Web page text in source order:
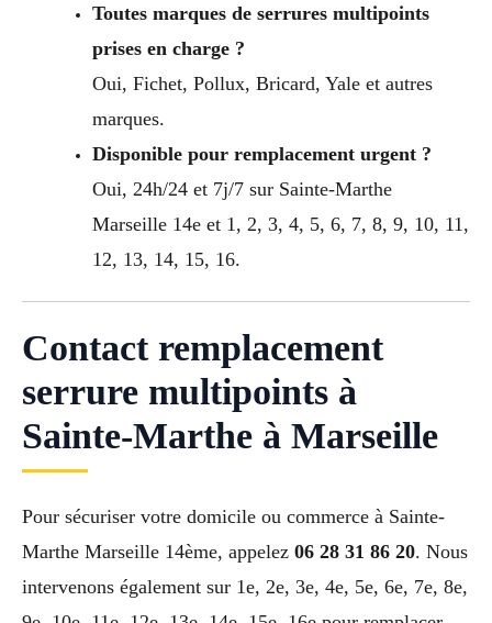
Toutes marques de serrures multipoints
prises en charge ?
Oui, Fichet, Pollux, Bricard, Yale et autres
marques.
Disponible pour remplacement urgent ?
Oui, 24h/24 et 7j/7 sur Sainte-Marthe
Marseille 14e et 1, 2, 3, 4, 5, 6, 7, 8, 9, 10, 11,
12, 13, 14, 15, 16.
Contact remplacement
serrure multipoints à
Sainte-Marthe à Marseille
Pour sécuriser votre domicile ou commerce à Sainte-
Marthe Marseille 14ème, appelez 06 28 31 86 20. Nous
intervenons également sur 1e, 2e, 3e, 4e, 5e, 6e, 7e, 8e,